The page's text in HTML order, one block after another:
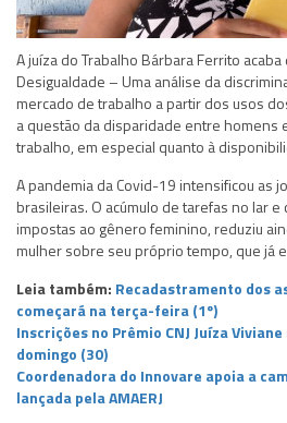
A juíza do Trabalho Bárbara Ferrito
Desigualdade – Uma análise da
mercado de trabalho a partir dos usos
a questão da disparidade entre homens
trabalho, em especial quanto à
A pandemia da Covid-19 intensificou as
brasileiras. O acúmulo de tarefas no lar e
impostas ao gênero feminino, reduziu
mulher sobre seu próprio tempo, que já
Leia também: Recadastramento dos
começará na terça-feira (1º)
Inscrições no Prêmio CNJ Juíza
domingo (30)
Coordenadora do Innovare apoia a
lançada pela AMAERJ